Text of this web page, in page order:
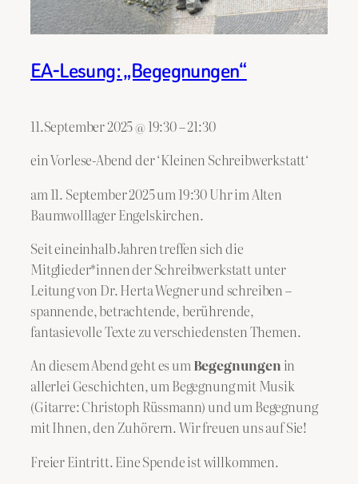
EA-Lesung: „Begegnungen“
11.September 2025@19:30–21:30
ein Vorlese-Abend der ‘Kleinen Schreibwerkstatt‘
am 11. September 2025 um 19:30 Uhr im Alten
Baumwolllager Engelskirchen.
Seit eineinhalb Jahren treffen sich die
Mitglieder*innen der Schreibwerkstatt unter
Leitung von Dr. Herta Wegner und schreiben –
spannende, betrachtende, berührende,
fantasievolle Texte zu verschiedensten Themen.
An diesem Abend geht es umBegegnungen in
allerlei Geschichten, um Begegnung mit Musik
(Gitarre: Christoph Rüssmann) und um Begegnung
mit Ihnen, den Zuhörern. Wir freuen uns auf Sie!
Freier Eintritt. Eine Spende ist willkommen.